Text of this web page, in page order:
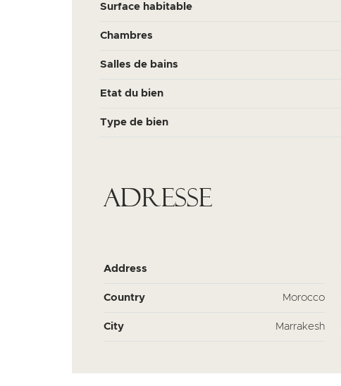
Surface habitable
Chambres
Salles de bains
Etat du bien
Type de bien
Adresse
Address
Country Morocco
City Marrakesh